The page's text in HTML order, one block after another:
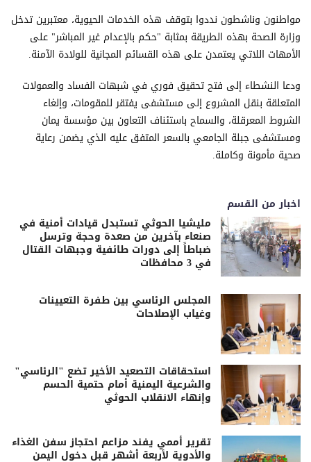
مواطنون وناشطون نددوا بتوقف هذه الخدمات الحيوية، معتبرين تدخل
وزارة الصحة بهذه الطريقة بمثابة "حكم بالإعدام غير المباشر" على
الأمهات اللاتي يعتمدن على هذه القسائم المجانية للولادة الآمنة.
ودعا النشطاء إلى فتح تحقيق فوري في شبهات الفساد والعمولات
المتعلقة بنقل المشروع إلى مستشفى يفتقر للمقومات، وإلغاء
الشروط المعرقلة، والسماح باستئناف التعاون بين مؤسسة يمان
ومستشفى جبلة الجامعي بالسعر المتفق عليه الذي يضمن رعاية
صحية مأمونة وكاملة.
اخبار من القسم
مليشيا الحوثي تستبدل قيادات أمنية في
صنعاء بآخرين من صعدة وحجة وترسل
ضباطاً إلى دورات طائفية وجبهات القتال
في 3 محافظات
المجلس الرئاسي بين طفرة التعيينات
وغياب الإصلاحات
استحقاقات التصعيد الأخير تضع "الرئاسي"
والشرعية اليمنية أمام حتمية الحسم
وإنهاء الانقلاب الحوثي
تقرير أممي يفند مزاعم احتجاز سفن الغذاء
والأدوية لأربعة أشهر قبل دخول اليمن